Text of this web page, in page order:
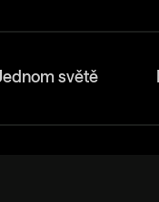
světě